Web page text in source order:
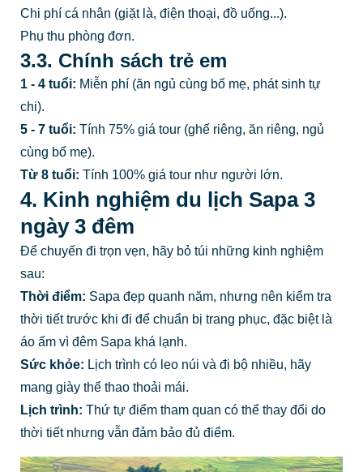
Chi phí cá nhân (giặt là, điện thoại, đồ uống...).
Phụ thu phòng đơn.
3.3. Chính sách trẻ em
1 - 4 tuổi: Miễn phí (ăn ngủ cùng bố mẹ, phát sinh tự
chi).
5 - 7 tuổi: Tính 75% giá tour (ghế riêng, ăn riêng, ngủ
cùng bố mẹ).
Từ 8 tuổi: Tính 100% giá tour như người lớn.
4. Kinh nghiệm du lịch Sapa 3
ngày 3 đêm
Để chuyến đi trọn vẹn, hãy bỏ túi những kinh nghiệm
sau:
Thời điểm: Sapa đẹp quanh năm, nhưng nên kiểm tra
thời tiết trước khi đi để chuẩn bị trang phục, đặc biệt là
áo ấm vì đêm Sapa khá lạnh.
Sức khỏe: Lịch trình có leo núi và đi bộ nhiều, hãy
mang giày thể thao thoải mái.
Lịch trình: Thứ tự điểm tham quan có thể thay đổi do
thời tiết nhưng vẫn đảm bảo đủ điểm.